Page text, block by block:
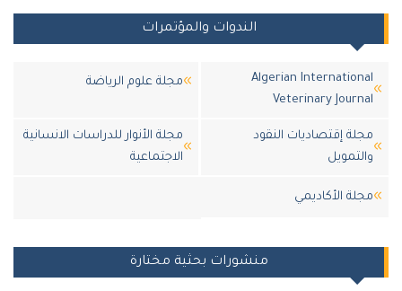
الندوات والمؤتمرات
Algerian
Veterinary
مجلة علوم الرياضة
إقتصاديات النقود
مجلة الأنوار للدراسات الانسانية
الاجتماعية
اﻷكاديمي
منشورات بحثية مختارة